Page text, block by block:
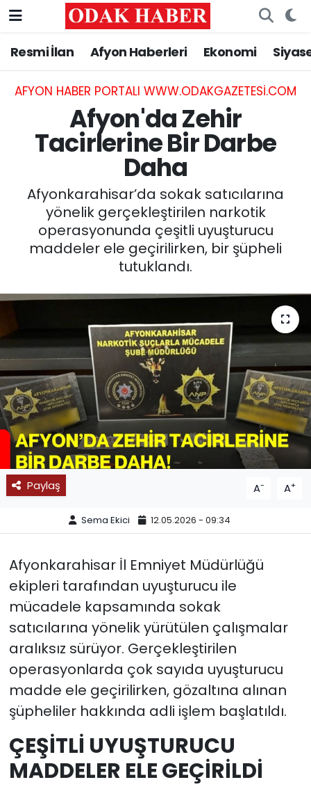
Resmi İlan Afyon Haberleri Ekonomi
AFYON HABER PORTALI WWW.ODAKGAZETESI.COM
Afyon'da Zehir
Tacirlerine Bir Darbe
Daha
Afyonkarahisar’da sokak satıcılarına
yönelik gerçekleştirilen narkotik
operasyonunda çeşitli uyuşturucu
maddeler ele geçirilirken, bir şüpheli
tutuklandı.
Paylaş A- A+
Sema Ekici 12.05.2026 - 09:34
Afyonkarahisar İl Emniyet Müdürlüğü
ekipleri tarafından uyuşturucu ile
mücadele kapsamında sokak
satıcılarına yönelik yürütülen çalışmalar
aralıksız sürüyor. Gerçekleştirilen
operasyonlarda çok sayıda uyuşturucu
madde ele geçirilirken, gözaltına alınan
şüpheliler hakkında adli işlem başlatıldı.
ÇEŞİTLİ UYUŞTURUCU
MADDELER ELE GEÇİRİLDİ
AFYONKARAHİSAR HABERLERİ
Resmi İlan
ASAYİŞ
SİYASET
EĞİTİM
SAĞLIK
11:11 MANŞET
Nöbetçi Eczaneler
Hava Durumu
Trafik Durumu
Süper Lig Puan Durumu ve Fikstür
Tüm Manşetler
Son Dakika Haberleri